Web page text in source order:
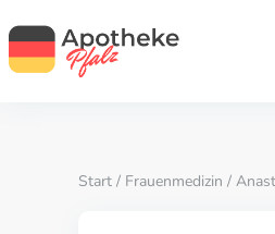
Start / Frauenmedizin /